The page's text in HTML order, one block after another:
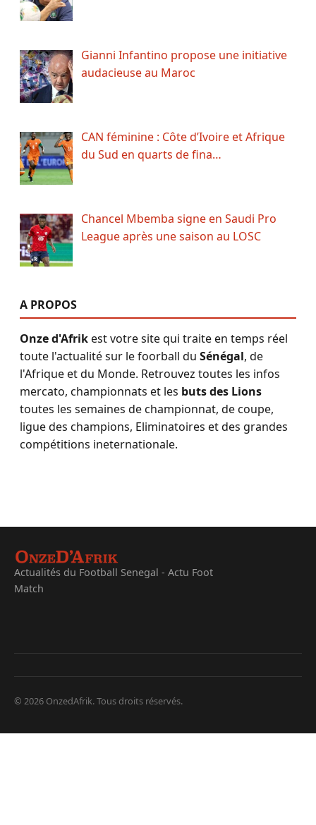
Gianni Infantino propose une initiative
audacieuse au Maroc
CAN féminine : Côte d’Ivoire et Afrique
du Sud en quarts de fina…
Chancel Mbemba signe en Saudi Pro
League après une saison au LOSC
A PROPOS
Onze d'Afrikest votre site qui traite en temps réel
toute l'actualité sur le foorball du Sénégal, de
l'Afrique et du Monde. Retrouvez toutes les infos
mercato, championnats et les buts des Lions
toutes les semaines de championnat, de coupe,
ligue des champions, Eliminatoires et des grandes
compétitions ineternationale.
Actualités du Football Senegal - Actu Foot
Match
© 2026 OnzedAfrik. Tous droits réservés.